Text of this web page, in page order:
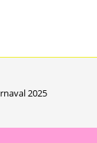
2025